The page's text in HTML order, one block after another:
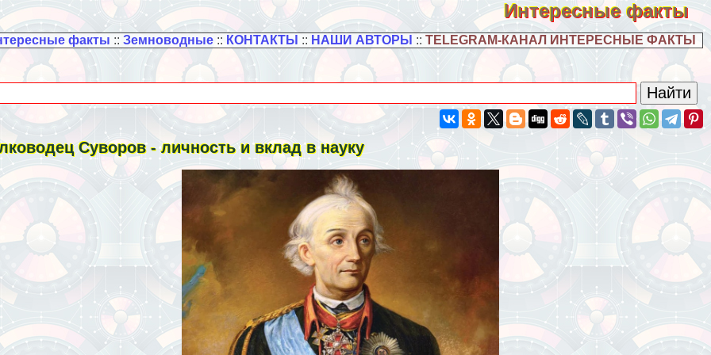
Интересные факты
факты :: Земноводные:: КОНТАКТЫ :: НАШИ АВТОРЫ :: TELEGRAM-КАНАЛ ИНТЕРЕСНЫЕ ФАКТЫ
Суворов - личность и вклад в науку